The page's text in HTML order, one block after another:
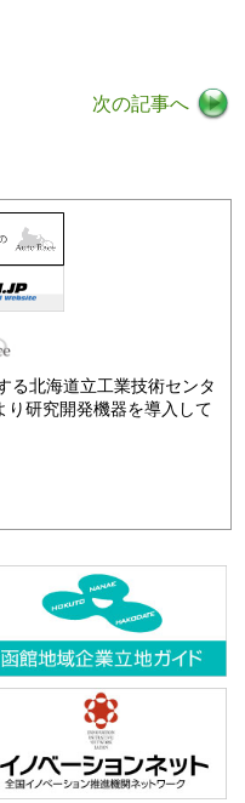
次の記事へ
る北海道立工業技術センタ
り研究開発機器を導入して